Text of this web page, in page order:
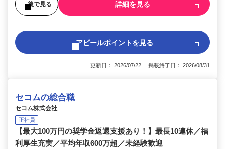
後で見る 詳細を見る
アピールポイントを見る
更新日： 2026/07/22 掲載終了日： 2026/08/31
セコムの総合職
セコム株式会社
正社員
【最大100万円の奨学金返還支援あり！】最長10連休／福
利厚生充実／平均年収600万超／未経験歓迎